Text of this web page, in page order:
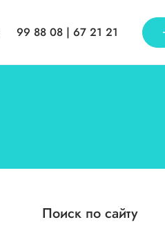
99 88 08 | 67 21 21
Поиск по сайту